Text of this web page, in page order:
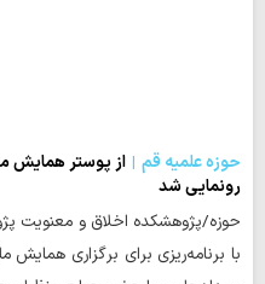
حوزه علمیه قم
از پوستر همایش
رونمایی شد
حوزه/پژوهشکده اخلاق و معنویت
با برنامه‌ریزی برای برگزاری همایش